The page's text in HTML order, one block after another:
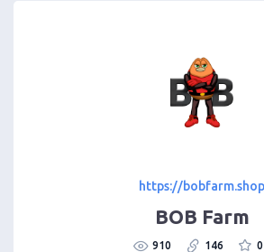
https://bobfarm.shop
BOB Farm
910 146 0